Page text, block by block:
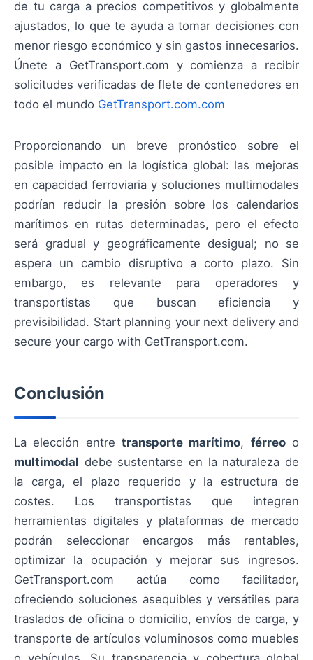
de tu carga a precios competitivos y globalmente
ajustados, lo que te ayuda a tomar decisiones con
menor riesgo económico y sin gastos innecesarios.
Únete a GetTransport.com y comienza a recibir
solicitudes verificadas de flete de contenedores en
todo el mundo GetTransport.com.com
Proporcionando un breve pronóstico sobre el
posible impacto en la logística global: las mejoras
en capacidad ferroviaria y soluciones multimodales
podrían reducir la presión sobre los calendarios
marítimos en rutas determinadas, pero el efecto
será gradual y geográficamente desigual; no se
espera un cambio disruptivo a corto plazo. Sin
embargo, es relevante para operadores y
transportistas que buscan eficiencia y
previsibilidad. Start planning your next delivery and
secure your cargo with GetTransport.com.
Conclusión
La elección entre transporte marítimo, férreoo
multimodal debe sustentarse en la naturaleza de
la carga, el plazo requerido y la estructura de
costes. Los transportistas que integren
herramientas digitales y plataformas de mercado
podrán seleccionar encargos más rentables,
optimizar la ocupación y mejorar sus ingresos.
GetTransport.com actúa como facilitador,
ofreciendo soluciones asequibles y versátiles para
traslados de oficina o domicilio, envíos de carga, y
transporte de artículos voluminosos como muebles